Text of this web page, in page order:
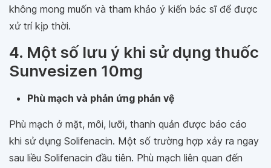
không mong muốn và tham khảo ý kiến bác sĩ để được
xử trí kịp thời.
4. Một số lưu ý khi sử dụng thuốc
Sunvesizen 10mg
Phù mạch và phản ứng phản vệ
Phù mạch ở mặt, môi, lưỡi, thanh quản được báo cáo
khi sử dụng Solifenacin. Một số trường hợp xảy ra ngay
sau liều Solifenacin đầu tiên. Phù mạch liên quan đến